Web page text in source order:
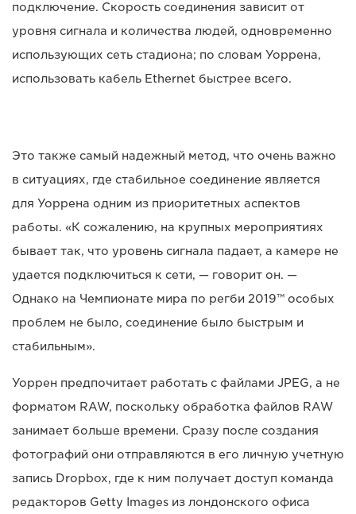
подключение. Скорость соединения зависит от
уровня сигнала и количества людей, одновременно
использующих сеть стадиона; по словам Уоррена,
использовать кабель Ethernet быстрее всего.
Это также самый надежный метод, что очень важно
в ситуациях, где стабильное соединение является
для Уоррена одним из приоритетных аспектов
работы. «К сожалению, на крупных мероприятиях
бывает так, что уровень сигнала падает, а камере не
удается подключиться к сети, — говорит он. —
Однако на Чемпионате мира по регби 2019™ особых
проблем не было, соединение было быстрым и
стабильным».
Уоррен предпочитает работать с файлами JPEG, а не
форматом RAW, поскольку обработка файлов RAW
занимает больше времени. Сразу после создания
фотографий они отправляются в его личную учетную
запись Dropbox, где к ним получает доступ команда
редакторов Getty Images из лондонского офиса